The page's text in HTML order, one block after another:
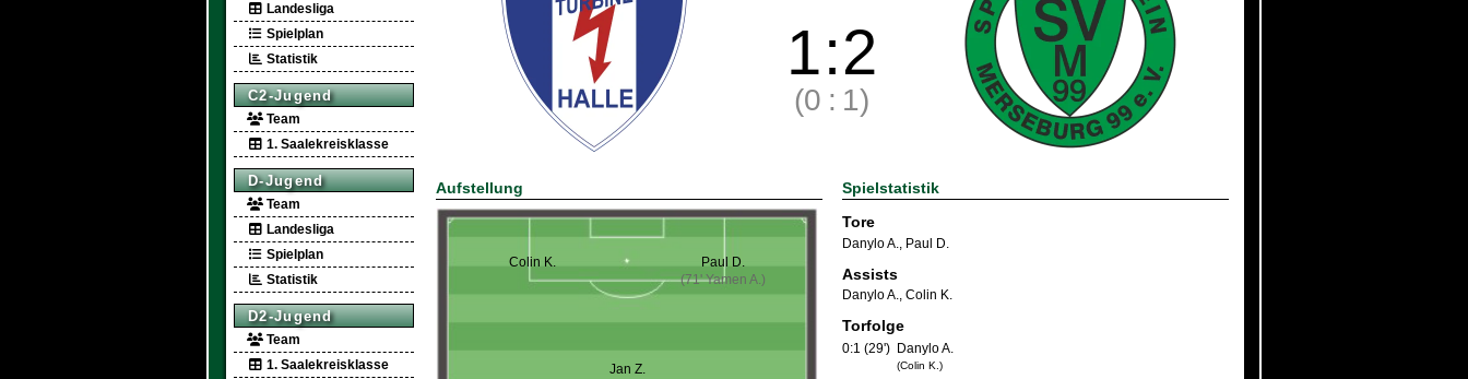
Landesliga
Spielplan
Statistik
C2-Jugend
Team
1. Saalekreisklasse
D-Jugend
Team
Landesliga
Spielplan
Statistik
D2-Jugend
Team
1. Saalekreisklasse
1:2
(0 : 1)
Aufstellung
Colin K.
Paul D.
(71' Yamen A.)
Jan Z.
Spielstatistik
Tore
Danylo A. Paul D.
Assists
Danylo A., Colin K.
Torfolge
0:1 (29') Danylo A.
(Colin K.)